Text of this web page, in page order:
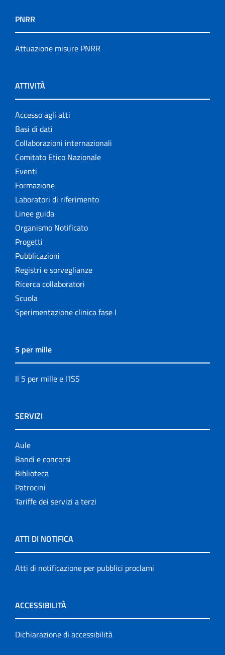
PNRR
Attuazione misure PNRR
ATTIVITÀ
Accesso agli atti
Basi di dati
Collaborazioni internazionali
Comitato Etico Nazionale
Eventi
Formazione
Laboratori di riferimento
Linee guida
Organismo Notificato
Progetti
Pubblicazioni
Registri e sorveglianze
Ricerca collaboratori
Scuola
Sperimentazione clinica fase I
5 per mille
Il 5 per mille e l'ISS
SERVIZI
Aule
Bandi e concorsi
Biblioteca
Patrocini
Tariffe dei servizi a terzi
ATTI DI NOTIFICA
Atti di notificazione per pubblici proclami
ACCESSIBILITÀ
Dichiarazione di accessibilità